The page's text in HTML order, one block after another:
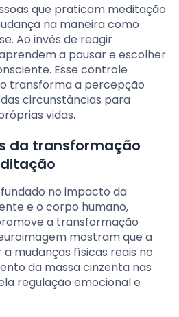
que praticam meditação
na maneira como
Ao invés de reagir
a pausar e escolher
Esse controle
transforma a percepção
circunstâncias para
vidas.
da transformação
no impacto da
e o corpo humano,
a transformação
mostram que a
mudanças físicas reais no
da massa cinzenta nas
regulação emocional e